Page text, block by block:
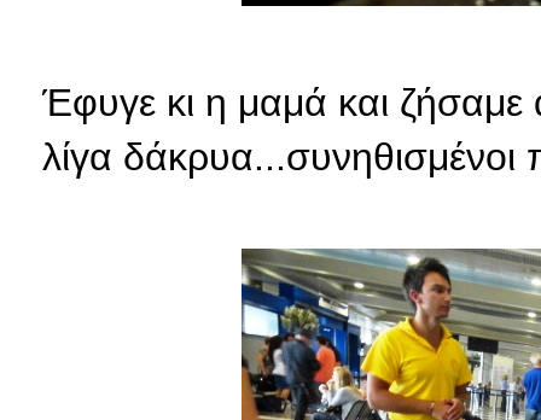
Έφυγε κι η μαμά και ζήσαμε
λίγα δάκρυα...συνηθισμένοι